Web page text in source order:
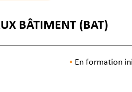
BÂTIMENT (BAT)
En formation